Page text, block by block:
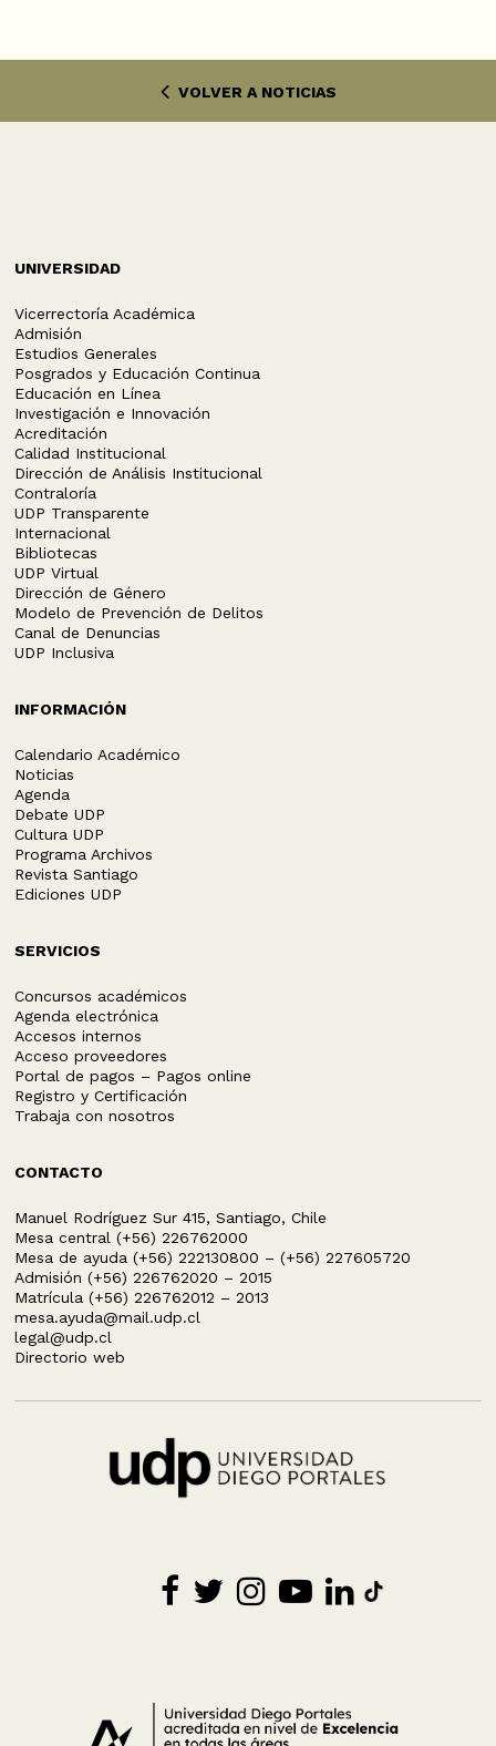
VOLVER A NOTICIAS
UNIVERSIDAD
Vicerrectoría Académica
Admisión
Estudios Generales
Posgrados y Educación Continua
Educación en Línea
Investigación e Innovación
Acreditación
Calidad Institucional
Dirección de Análisis Institucional
Contraloría
UDP Transparente
Internacional
Bibliotecas
UDP Virtual
Dirección de Género
Modelo de Prevención de Delitos
Canal de Denuncias
UDP Inclusiva
INFORMACIÓN
Calendario Académico
Noticias
Agenda
Debate UDP
Cultura UDP
Programa Archivos
Revista Santiago
Ediciones UDP
SERVICIOS
Concursos académicos
Agenda electrónica
Accesos internos
Acceso proveedores
Portal de pagos – Pagos online
Registro y Certificación
Trabaja con nosotros
CONTACTO
Manuel Rodríguez Sur 415, Santiago, Chile
Mesa central (+56) 226762000
Mesa de ayuda (+56) 222130800 – (+56) 227605720
Admisión (+56) 226762020 – 2015
Matrícula (+56) 226762012 – 2013
mesa.ayuda@mail.udp.cl
legal@udp.cl
Directorio web